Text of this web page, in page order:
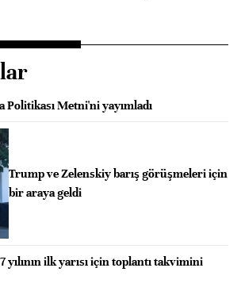
Politikası Metni'ni yayımladı
Trump ve Zelenskiy barış görüşmeleri için
bir araya geldi
yılının ilk yarısı için toplantı takvimini